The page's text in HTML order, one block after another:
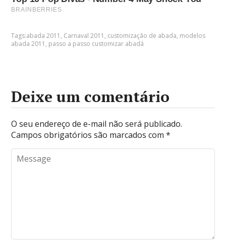
Tags:abada 2011 , Carnaval 2011 , customização de abada, modelos
abada 2011 , passo a passo customizar abadá
Deixe um comentário
O seu endereço de e-mail não será publicado.
Campos obrigatórios são marcados com*